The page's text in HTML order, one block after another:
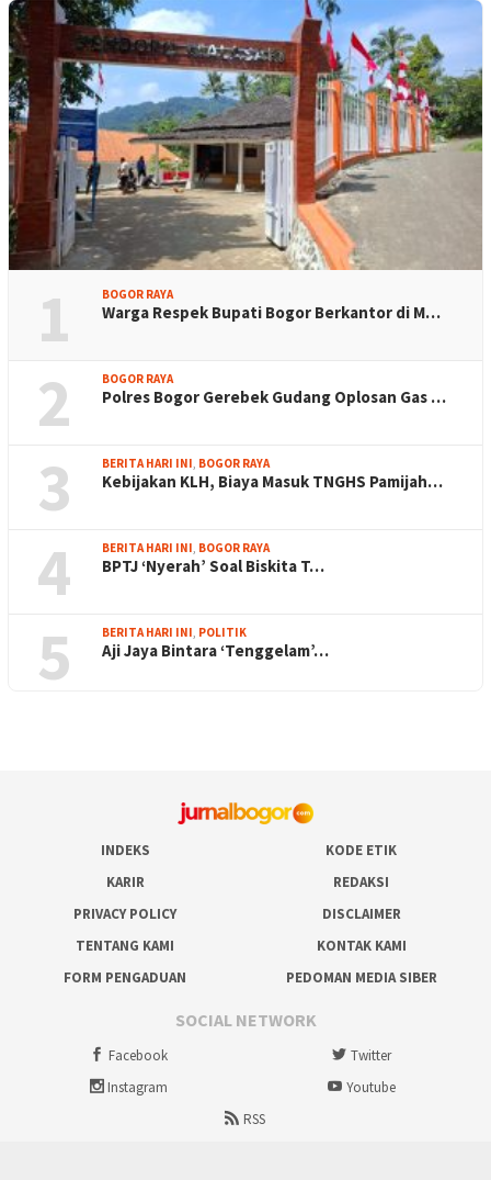
1 BOGOR RAYA
Warga Respek Bupati Bogor Berkantor di M…
2 BOGOR RAYA
Polres Bogor Gerebek Gudang Oplosan Gas …
3 BERITA HARI INI, BOGOR RAYA
Kebijakan KLH, Biaya Masuk TNGHS Pamijah…
4 BERITA HARI INI, BOGOR RAYA
BPTJ ‘Nyerah’ Soal Biskita T…
5 BERITA HARI INI, POLITIK
Aji Jaya Bintara ‘Tenggelam’…
INDEKS
KODE ETIK
KARIR
REDAKSI
PRIVACY POLICY
DISCLAIMER
TENTANG KAMI
KONTAK KAMI
FORM PENGADUAN
PEDOMAN MEDIA SIBER
SOCIAL NETWORK
Facebook
Twitter
Instagram
Youtube
RSS